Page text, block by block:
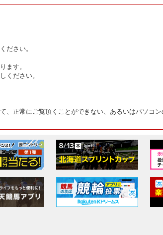
ださい。
ます。
ください。
、正常にご覧頂くことができない、あるいはパソコ